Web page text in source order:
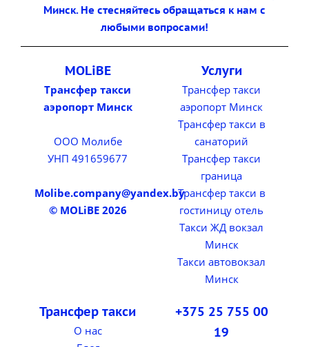
Минск. Не стесняйтесь обращаться к нам с
любыми вопросами!
MOLiBE
Трансфер такси
аэропорт Минск
ООО Молибе
УНП 491659677
Molibe.company@yandex.by
© MOLiBE 2026
Услуги
Трансфер такси
аэропорт Минск
Трансфер такси в
санаторий
Трансфер такси
граница
Трансфер такси в
гостиницу отель
Такси ЖД вокзал
Минск
Такси автовокзал
Минск
Трансфер такси
О нас
+375 25 755 00
19